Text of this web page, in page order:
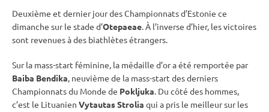
Deuxième et dernier jour des Championnats d’Estonie ce
dimanche sur le stade d’Otepaeae. À l’inverse d’hier, les victoires
sont revenues à des biathlètes étrangers.
Sur la mass-start féminine, la médaille d’or a été remportée par
Baiba Bendika, neuvième de la mass-start des derniers
Championnats du Monde de Pokljuka. Du côté des hommes,
c’est le Lituanien Vytautas Strolia qui a pris le meilleur sur les